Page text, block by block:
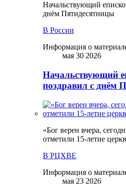
Начальствующий
днём Пятидесятницы
В России
Информация о
мая 30 2026
Начальствующий
поздравил с днём
«Бог верен вчера,
отметили 15-летие
В РЦХВЕ
Информация о
мая 23 2026